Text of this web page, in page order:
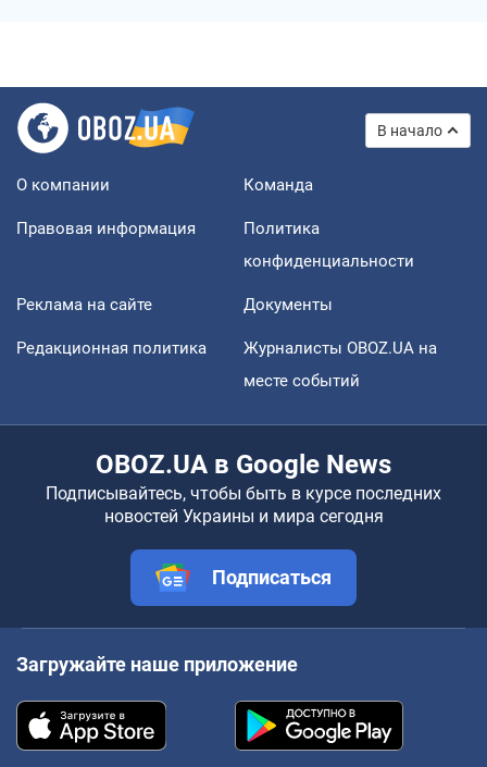
В начало
О компании Команда
Правовая информация
Политика
конфиденциальности
Реклама на сайте Документы
Редакционная политика
Журналисты OBOZ.UA на
месте событий
OBOZ.UA в Google News
Подписывайтесь, чтобы быть в курсе последних
новостей Украины и мира сегодня
Подписаться
Загружайте наше приложение